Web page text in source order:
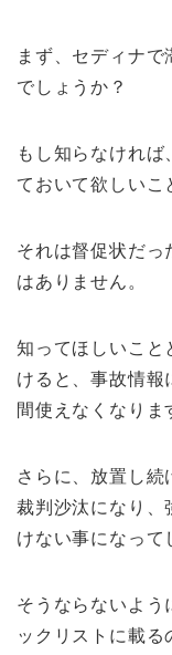
まず、セディナ
でしょうか？
もし知らなけれ
ておいて欲しいこ
それは督促状だっ
はありません。
知ってほしいこと
けると、事故情報
間使えなくなりま
さらに、放置し続
裁判沙汰になり、
けない事になって
そうならないよう
ックリストに載る